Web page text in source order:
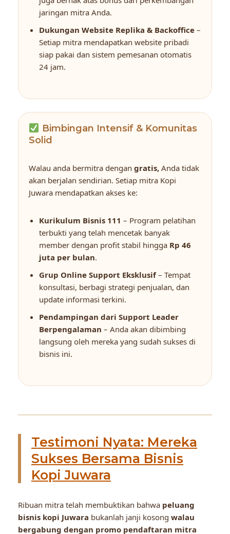
jaringan mitra Anda.
Dukungan Website Replika & Backoffice –
Setiap mitra mendapatkan website pribadi
siap pakai dan sistem pemesanan otomatis
24 jam.
Bimbingan Intensif & Komunitas
Solid
Walau anda bermitra dengan gratis, Anda tidak
akan berjalan sendirian. Setiap mitra Kopi
Juwara mendapatkan akses ke:
Kurikulum Bisnis 111 – Program pelatihan
terbukti yang telah mencetak banyak
member dengan profit stabil hingga Rp 46
juta per bulan.
Grup Online Support Eksklusif– Tempat
konsultasi, berbagi strategi penjualan, dan
update informasi terkini.
Pendampingan dari Support Leader
Berpengalaman – Anda akan dibimbing
langsung oleh mereka yang sudah sukses di
bisnis ini.
Testimoni Nyata: Mereka
Sukses Bersama Bisnis
Kopi Juwara
Ribuan mitra telah membuktikan bahwa peluang
bisnis kopi Juwara bukanlah janji kosong walau
bergabung dengan promo pendaftaran mitra